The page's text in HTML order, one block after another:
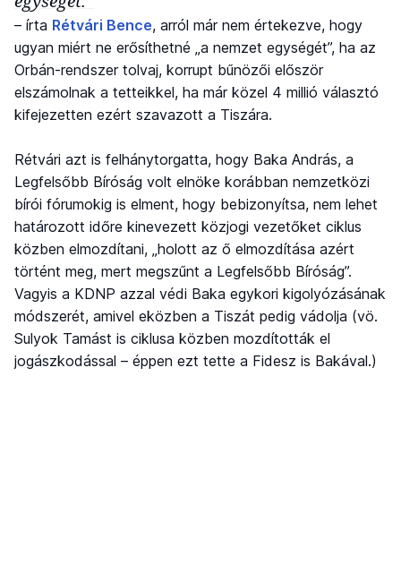
– írta Rétvári Bence, arról már nem értekezve, hogy
ugyan miért ne erősíthetné „a nemzet egységét”, ha az
Orbán-rendszer tolvaj, korrupt bűnözői először
elszámolnak a tetteikkel, ha már közel 4 millió választó
kifejezetten ezért szavazott a Tiszára.
Rétvári azt is felhánytorgatta, hogy Baka András, a
Legfelsőbb Bíróság volt elnöke korábban nemzetközi
bírói fórumokig is elment, hogy bebizonyítsa, nem lehet
határozott időre kinevezett közjogi vezetőket ciklus
közben elmozdítani, „holott az ő elmozdítása azért
történt meg, mert megszűnt a Legfelsőbb Bíróság”.
Vagyis a KDNP azzal védi Baka egykori kigolyózásának
módszerét, amivel eközben a Tiszát pedig vádolja (vö.
Sulyok Tamást is ciklusa közben mozdították el
jogászkodással – éppen ezt tette a Fidesz is Bakával.)